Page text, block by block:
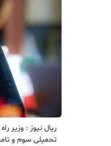
ریال نیوز : وزیر
تحمیلی سوم و